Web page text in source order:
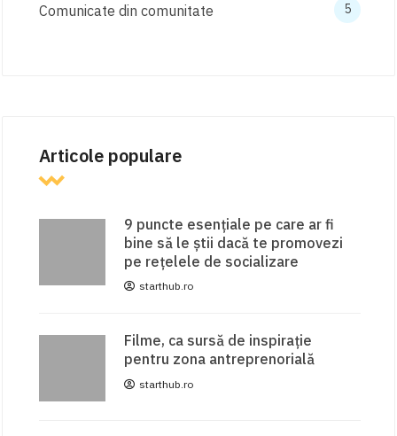
Comunicate din comunitate 5
Articole populare
9 puncte esențiale pe care ar fi
bine să le știi dacă te promovezi
pe rețelele de socializare
starthub.ro
Filme, ca sursă de inspirație
pentru zona antreprenorială
starthub.ro